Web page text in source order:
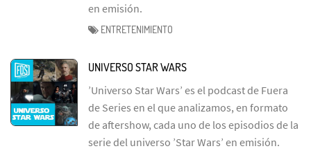
en emisión.
ENTRETENIMIENTO
UNIVERSO STAR WARS
’Universo Star Wars’ es el podcast de Fuera
de Series en el que analizamos, en formato
de aftershow, cada uno de los episodios de la
serie del universo ’Star Wars’ en emisión.